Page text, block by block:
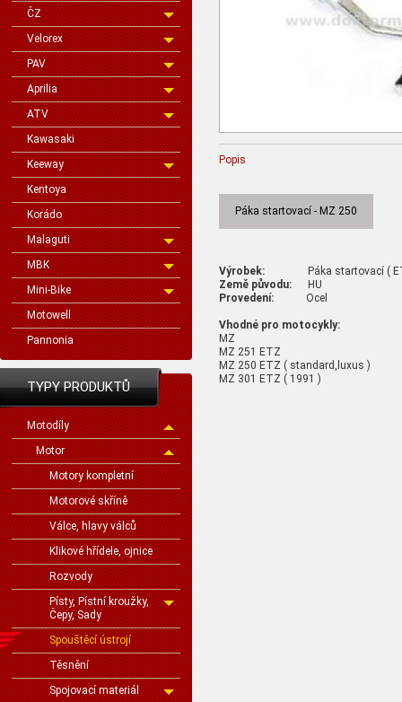
ČZ
Velorex
PAV
Aprilia
ATV
Kawasaki
Keeway
Kentoya
Korádo
Malaguti
MBK
Mini-Bike
Motowell
Pannonia
TYPY PRODUKTŮ
Motodíly
Motor
Motory kompletní
Motorové skříně
Válce, hlavy válců
Klikové hřídele, ojnice
Rozvody
Písty, Pístní kroužky,
Čepy, Sady
Spouštěcí ústrojí
Těsnění
Spojovací materiál
Popis
Páka startovací - MZ 250
Výrobek: Páka startovací (
Země původu: HU
Provedení: Ocel
Vhodné pro motocykly:
MZ
MZ 251 ETZ
MZ 250 ETZ ( standard,luxus )
MZ 301 ETZ ( 1991 )